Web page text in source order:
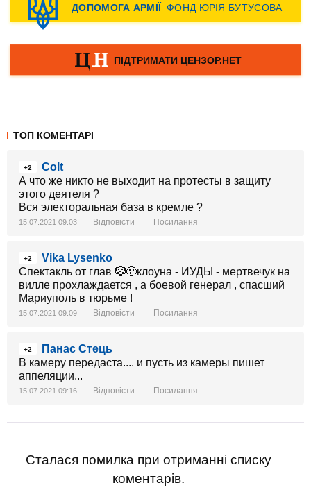
ТОП КОМЕНТАРІ
+2
Colt
А что же никто не выходит на протесты в защиту
этого деятеля ?
Вся электоральная база в кремле ?
15.07.2021 09:03 Відповісти Посилання
+2
Vika Lysenko
Спектакль от глав 🤡🤢клоуна - ИУДЫ - мертвечук на
вилле прохлаждается , а боевой генерал , спасший
Мариуполь в тюрьме !
15.07.2021 09:09 Відповісти Посилання
+2
Панас Стець
В камеру передаста.... и пусть из камеры пишет
аппеляции...
15.07.2021 09:16 Відповісти Посилання
Сталася помилка при отриманні списку
коментарів.